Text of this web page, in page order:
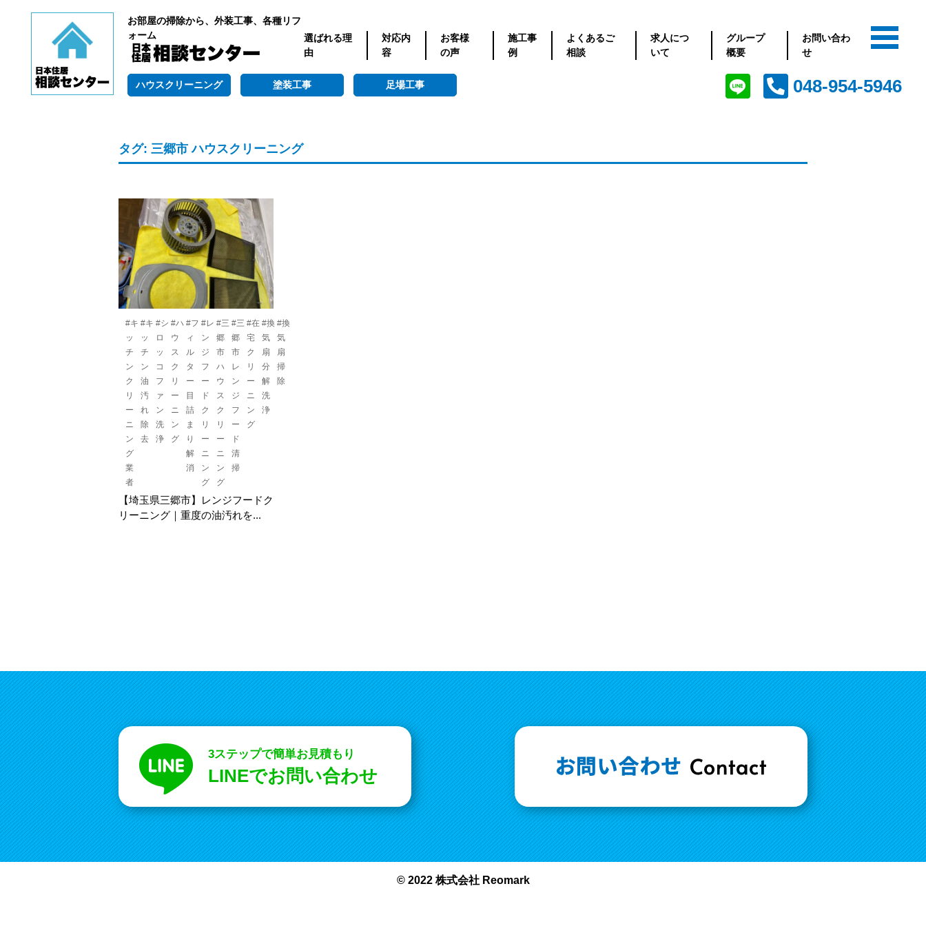
お部屋の掃除から、外装工事、各種リフ
ォーム
選ばれる理
由
対応内
容
お客様
の声
施工事
例
よくあるご
相談
求人につ
いて
グループ
概要
お問い合わ
せ
ハウスクリーニング 塗装工事 足場工事 048-954-5946
タグ: 三郷市 ハウスクリーニング
#キ
ッ
チ
ン
ク
リ
ー
ニ
ン
グ
業
者
#キ
ッ
チ
ン
油
汚
れ
除
去
#シ
ロ
ッ
コ
フ
ァ
ン
洗
浄
#ハ
ウ
ス
ク
リ
ー
ニ
ン
グ
#フ
ィ
ル
タ
ー
目
詰
ま
り
解
消
#レ
ン
ジ
フ
ー
ド
ク
リ
ー
ニ
ン
グ
#三
郷
市
ハ
ウ
ス
ク
リ
ー
ニ
ン
グ
#三
郷
市
レ
ン
ジ
フ
ー
ド
清
掃
#在
宅
ク
リ
ー
ニ
ン
グ
#換
気
扇
分
解
洗
浄
#換
気
扇
掃
除
【埼玉県三郷市】レンジフードク
リーニング｜重度の油汚れを...
3ステップで簡単お見積もり
LINEでお問い合わせ
© 2022 株式会社 Reomark